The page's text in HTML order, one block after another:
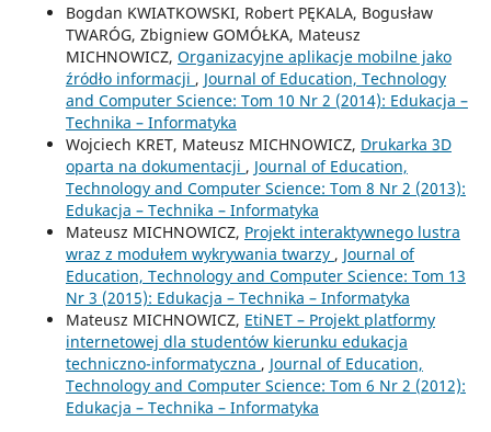
Bogdan KWIATKOWSKI, Robert PĘKALA, Bogusław
TWARÓG, Zbigniew GOMÓŁKA, Mateusz
MICHNOWICZ, Organizacyjne aplikacje mobilne jako
źródło informacji , Journal of Education, Technology
and Computer Science: Tom 10 Nr 2 (2014): Edukacja –
Technika – Informatyka
Wojciech KRET, Mateusz MICHNOWICZ, Drukarka 3D
oparta na dokumentacji , Journal of Education,
Technology and Computer Science: Tom 8 Nr 2 (2013):
Edukacja – Technika – Informatyka
Mateusz MICHNOWICZ, Projekt interaktywnego lustra
wraz z modułem wykrywania twarzy , Journal of
Education, Technology and Computer Science: Tom 13
Nr 3 (2015): Edukacja – Technika – Informatyka
Mateusz MICHNOWICZ, EtiNET – Projekt platformy
internetowej dla studentów kierunku edukacja
techniczno-informatyczna , Journal of Education,
Technology and Computer Science: Tom 6 Nr 2 (2012):
Edukacja – Technika – Informatyka